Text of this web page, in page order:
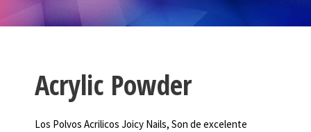
Acrylic Powder
Los Polvos Acrilicos Joicy Nails, Son de excelente